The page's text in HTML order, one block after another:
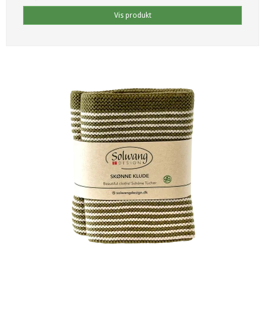
Vis produkt